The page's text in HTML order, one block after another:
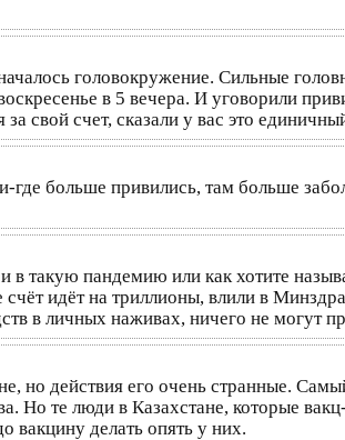
головокружение. Сильные
в 5 вечера. И уговорили
свой счет, сказали у вас это
где больше привились, там больше
в такую пандемию или как хотите
идёт на триллионы, влили в
в личных наживах, ничего не могут
но действия его очень странные.
Но те люди в Казахстане, которые
вакцину делать опять у них.